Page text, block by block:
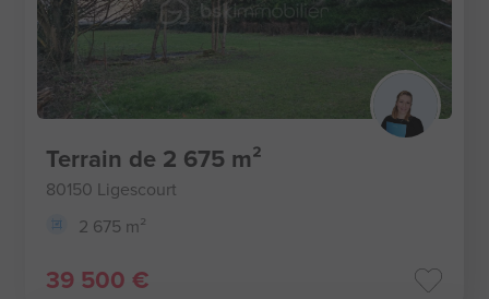
Terrain de 2 675 m²
80150 Ligescourt
2 675 m²
39 500 €